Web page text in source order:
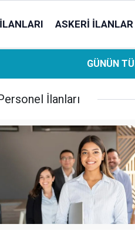
ASKERI İLANLAR
Ziraat
hesaplara
GÜNÜN
İlanları